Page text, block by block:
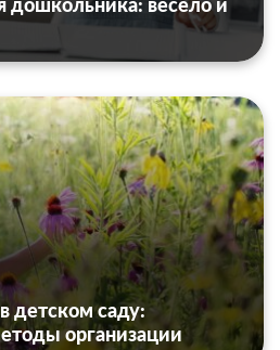
детском саду:
организации